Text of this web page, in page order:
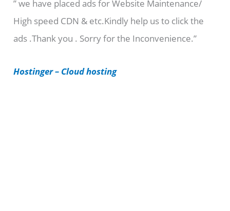
g
o
r
e
” we have placed ads for Website Maintenance/
High speed CDN & etc.Kindly help us to click the
ads .Thank you . Sorry for the Inconvenience.”
Hostinger – Cloud hosting